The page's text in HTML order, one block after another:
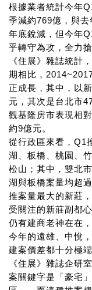
根據業者統計今年
季減約769億，與
年底銳減，但今年
乎轉守為攻，全力搶
《住展》雜誌統計
期相比，
正成長，其中，以
元，其次是台北市
觀基隆房市表現相
約9億元。
從行政區來看，Q1
湖、板橋、桃園、
松山；其中，雙北
湖與板橋案量均超過
推案量最大的新莊
受關注的新莊副都
仍有建商老神在在
今年的遠雄、中悅
建案價差都十分極端
《住展》雜誌企研
案關鍵字是「豪宅